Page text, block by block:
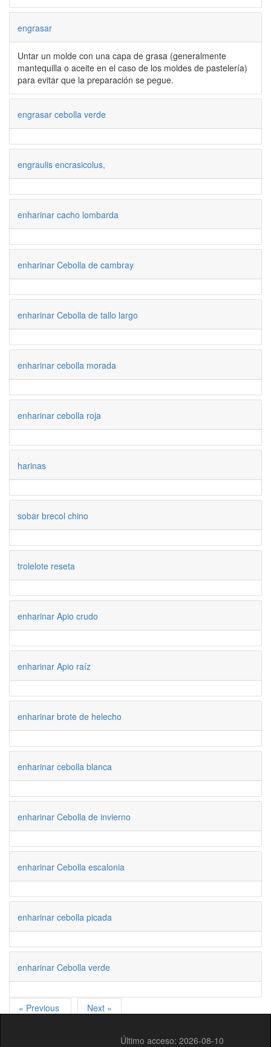
engrasar
Untar un molde con una capa de grasa (generalmente
mantequilla o aceite en el caso de los moldes de pastelería)
para evitar que la preparación se pegue.
engrasar cebolla verde
engraulis encrasicolus,
enharinar cacho lombarda
enharinar Cebolla de cambray
enharinar Cebolla de tallo largo
enharinar cebolla morada
enharinar cebolla roja
harinas
sobar brecol chino
trolelote reseta
enharinar Apio crudo
enharinar Apio raíz
enharinar brote de helecho
enharinar cebolla blanca
enharinar Cebolla de invierno
enharinar Cebolla escalonia
enharinar cebolla picada
enharinar Cebolla verde
« Previous Next »
Último acceso: 2026-08-10